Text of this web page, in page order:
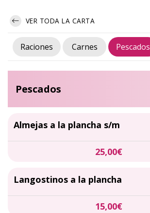
VER TODA LA CARTA
Raciones Carnes Pescados
Pescados
Almejas a la plancha s/m
25,00€
Langostinos a la plancha
15,00€